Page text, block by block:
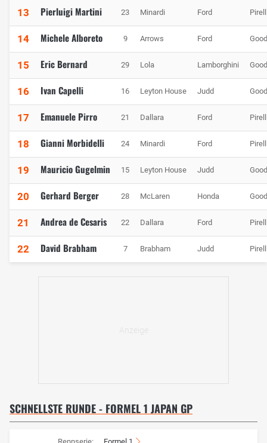
13 Pierluigi Martini 23 Minardi Ford
14 Michele Alboreto 9 Arrows Ford
15 Eric Bernard 29 Lola Lamborghini
16 Ivan Capelli 16 Leyton House Judd
17 Emanuele Pirro 21 Dallara Ford
18 Gianni Morbidelli 24 Minardi Ford
19 Mauricio Gugelmin 15 Leyton House Judd
20 Gerhard Berger 28 McLaren Honda
21 Andrea de Cesaris 22 Dallara Ford
22 David Brabham 7 Brabham Judd
SCHNELLSTE RUNDE - FORMEL 1 JAPAN GP